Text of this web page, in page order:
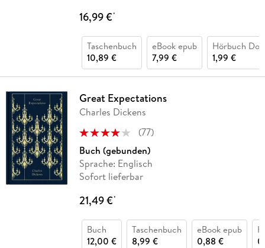
16,99 €*
Taschenbuch
10,89 €
eBook epub
7,99 €
Hörbuch
1,99 €
Great Expectations
Charles Dickens
(77)
Buch (gebunden)
Sprache: Englisch
Sofort lieferbar
21,49 €*
Buch
12,00 €
Taschenbuch
8,99 €
eBook epub
0,88 €